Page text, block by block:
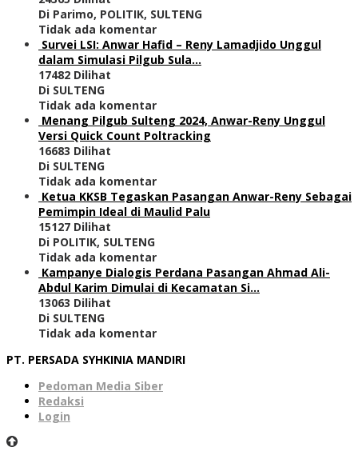
Di Parimo, POLITIK, SULTENG
Tidak ada komentar
Survei LSI: Anwar Hafid – Reny Lamadjido Unggul
dalam Simulasi Pilgub Sula…
17482 Dilihat
Di SULTENG
Tidak ada komentar
Menang Pilgub Sulteng 2024, Anwar-Reny Unggul
Versi Quick Count Poltracking
16683 Dilihat
Di SULTENG
Tidak ada komentar
Ketua KKSB Tegaskan Pasangan Anwar-Reny Sebagai
Pemimpin Ideal di Maulid Palu
15127 Dilihat
Di POLITIK, SULTENG
Tidak ada komentar
Kampanye Dialogis Perdana Pasangan Ahmad Ali-
Abdul Karim Dimulai di Kecamatan Si…
13063 Dilihat
Di SULTENG
Tidak ada komentar
PT. PERSADA SYHKINIA MANDIRI
Pedoman Media Siber
Redaksi
Login